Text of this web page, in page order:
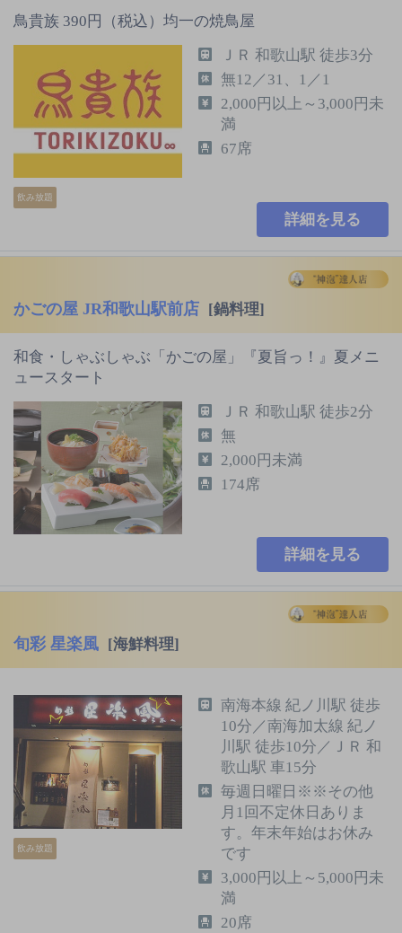
鳥貴族 390円（税込）均一の焼鳥屋
飲み放題
ＪＲ 和歌山駅 徒歩3分
無12／31、1／1
2,000円以上～3,000円未
満
67席
詳細を見る
かごの屋 JR和歌山駅前店 [鍋料理]
和食・しゃぶしゃぶ「かごの屋」『夏旨っ！』夏メニ
ュースタート
ＪＲ 和歌山駅 徒歩2分
無
2,000円未満
174席
詳細を見る
旬彩 星楽風 [海鮮料理]
飲み放題
南海本線 紀ノ川駅 徒歩
10分／南海加太線 紀ノ
川駅 徒歩10分／ＪＲ 和
歌山駅 車15分
毎週日曜日※※その他
月1回不定休日ありま
す。年末年始はお休み
です
3,000円以上～5,000円未
満
20席